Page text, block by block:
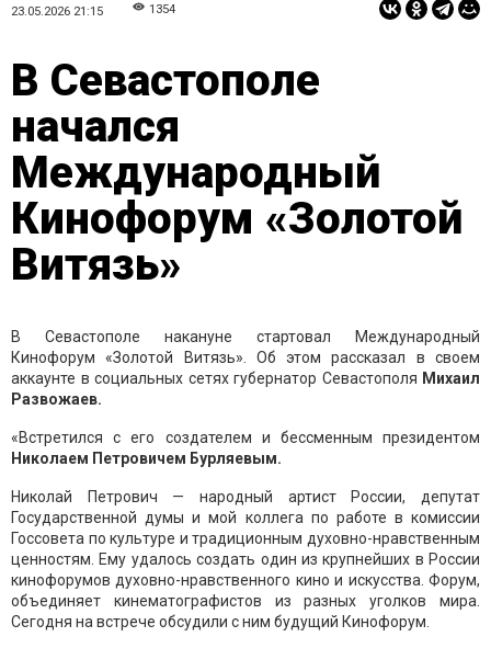
23.05.2026 21:15 1354
В Севастополе
начался
Международный
Кинофорум «Золотой
Витязь»
В Севастополе накануне стартовал Международный
Кинофорум «Золотой Витязь». Об этом рассказал в своем
аккаунте в социальных сетях губернатор Севастополя Михаил
Развожаев.
«Встретился с его создателем и бессменным президентом
Николаем Петровичем Бурляевым.
Николай Петрович — народный артист России, депутат
Государственной думы и мой коллега по работе в комиссии
Госсовета по культуре и традиционным духовно-нравственным
ценностям. Ему удалось создать один из крупнейших в России
кинофорумов духовно-нравственного кино и искусства. Форум,
объединяет кинематографистов из разных уголков мира.
Сегодня на встрече обсудили с ним будущий Кинофорум.